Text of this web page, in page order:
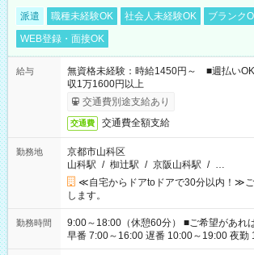
派遣 職種未経験OK 社会人未経験OK
ブランク
WEB登録・面接OK
給与
無資格未経験：時給1450円～ ■週払い
収1万1600円以上
交通費別途支給あり
交通費 交通費全額支給
勤務地
京都市山科区
山科駅 / 椥辻駅 / 京阪山科駅 / …
≪自宅からドアtoドアで30分以内！≫
します。
勤務時間
9:00～18:00（休憩60分） ■ご希望があれば下記シフトもOK！
早番 7:00～16:00 遅番 10:00～19:00 夜勤
と休みを合わせたい」 「余裕を持って夕